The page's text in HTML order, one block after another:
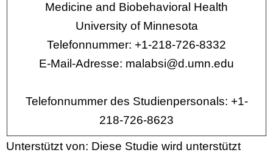
Medicine and Biobehavioral Health
University of Minnesota
Telefonnummer: +1-218-726-8332
E-Mail-Adresse: malabsi@d.umn.edu
Telefonnummer des Studienpersonals: +1-
218-726-8623
Unterstützt von: Diese Studie wird unterstützt